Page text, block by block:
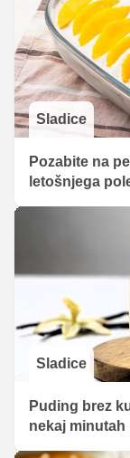
Sladice
Pozabite na
letošnjega
Sladice
Puding brez
nekaj minutah